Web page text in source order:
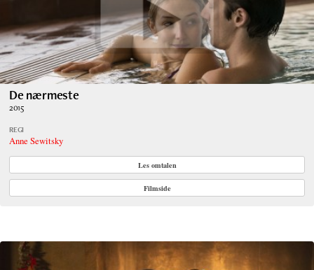
De nærmeste
2015
REGI
Anne Sewitsky
Les omtalen
Filmside